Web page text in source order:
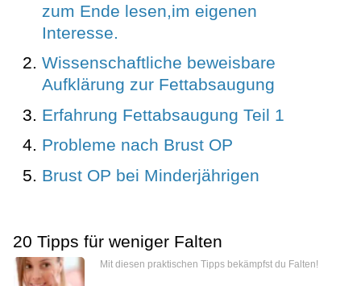
zum Ende lesen,im eigenen
Interesse.
Wissenschaftliche beweisbare
Aufklärung zur Fettabsaugung
Erfahrung Fettabsaugung Teil 1
Probleme nach Brust OP
Brust OP bei Minderjährigen
20 Tipps für weniger Falten
Mit diesen praktischen Tipps bekämpfst du Falten!